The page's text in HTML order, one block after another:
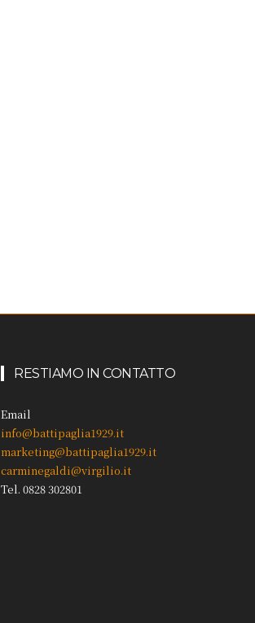
RESTIAMO IN CONTATTO
Email
info@battipaglia1929.it
marketing@battipaglia1929.it
carminegaldi@virgilio.it
Tel. 0828 302801